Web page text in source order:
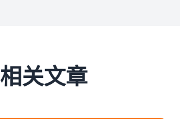
相关文章